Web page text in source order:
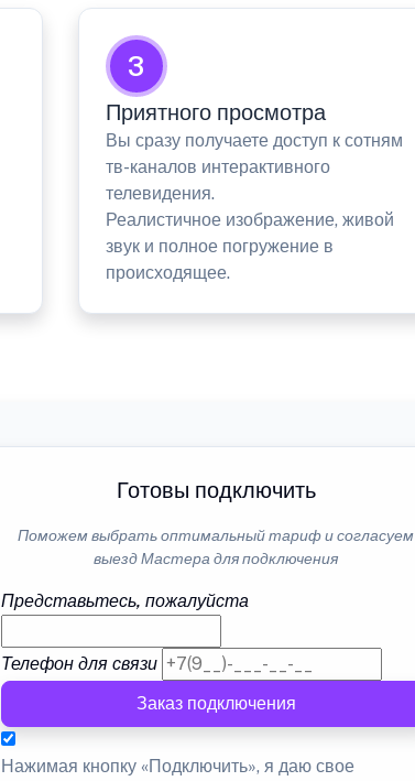
3
Приятного просмотра
Вы сразу получаете доступ к сотням
тв-каналов интерактивного
телевидения.
Реалистичное изображение, живой
звук и полное погружение в
происходящее.
Готовы подключить
Поможем выбрать оптимальный тариф и согласуем
выезд Мастера для подключения
Представьтесь, пожалуйста
Телефон для связи
Заказ подключения
Нажимая кнопку «Подключить», я даю свое